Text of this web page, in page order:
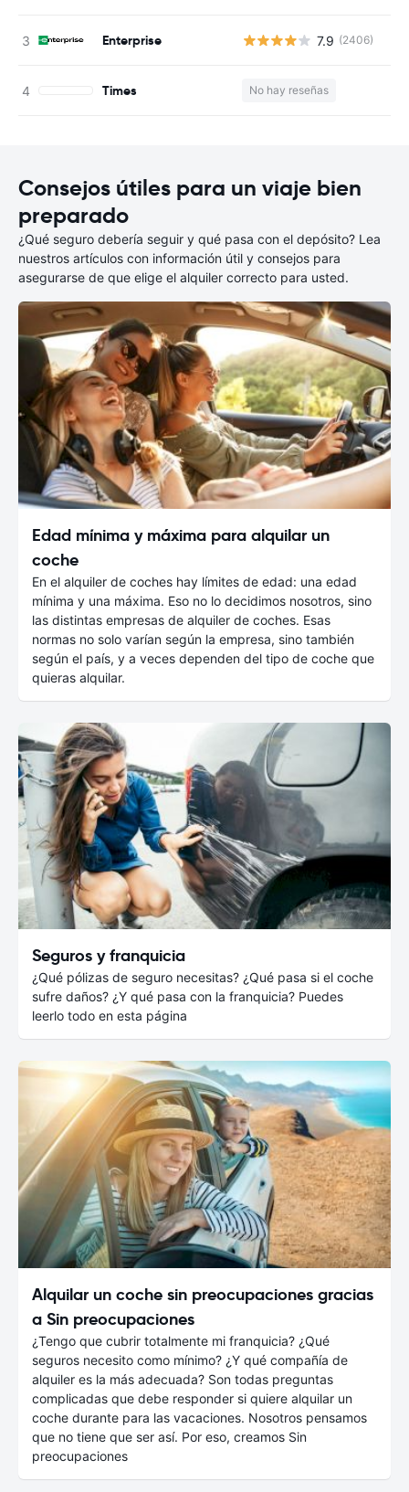
Enterprise 7.9 (2406)
Times No hay reseñas
Consejos útiles para un viaje bien
preparado
¿Qué seguro debería seguir y qué pasa con el depósito? Lea
nuestros artículos con información útil y consejos para
asegurarse de que elige el alquiler correcto para usted.
Edad mínima y máxima para alquilar un
coche
En el alquiler de coches hay límites de edad: una edad
mínima y una máxima. Eso no lo decidimos nosotros, sino
las distintas empresas de alquiler de coches. Esas
normas no solo varían según la empresa, sino también
según el país, y a veces dependen del tipo de coche que
quieras alquilar.
Seguros y franquicia
¿Qué pólizas de seguro necesitas? ¿Qué pasa si el coche
sufre daños? ¿Y qué pasa con la franquicia? Puedes
leerlo todo en esta página
Alquilar un coche sin preocupaciones gracias
a Sin preocupaciones
¿Tengo que cubrir totalmente mi franquicia? ¿Qué
seguros necesito como mínimo? ¿Y qué compañía de
alquiler es la más adecuada? Son todas preguntas
complicadas que debe responder si quiere alquilar un
coche durante para las vacaciones. Nosotros pensamos
que no tiene que ser así. Por eso, creamos Sin
preocupaciones